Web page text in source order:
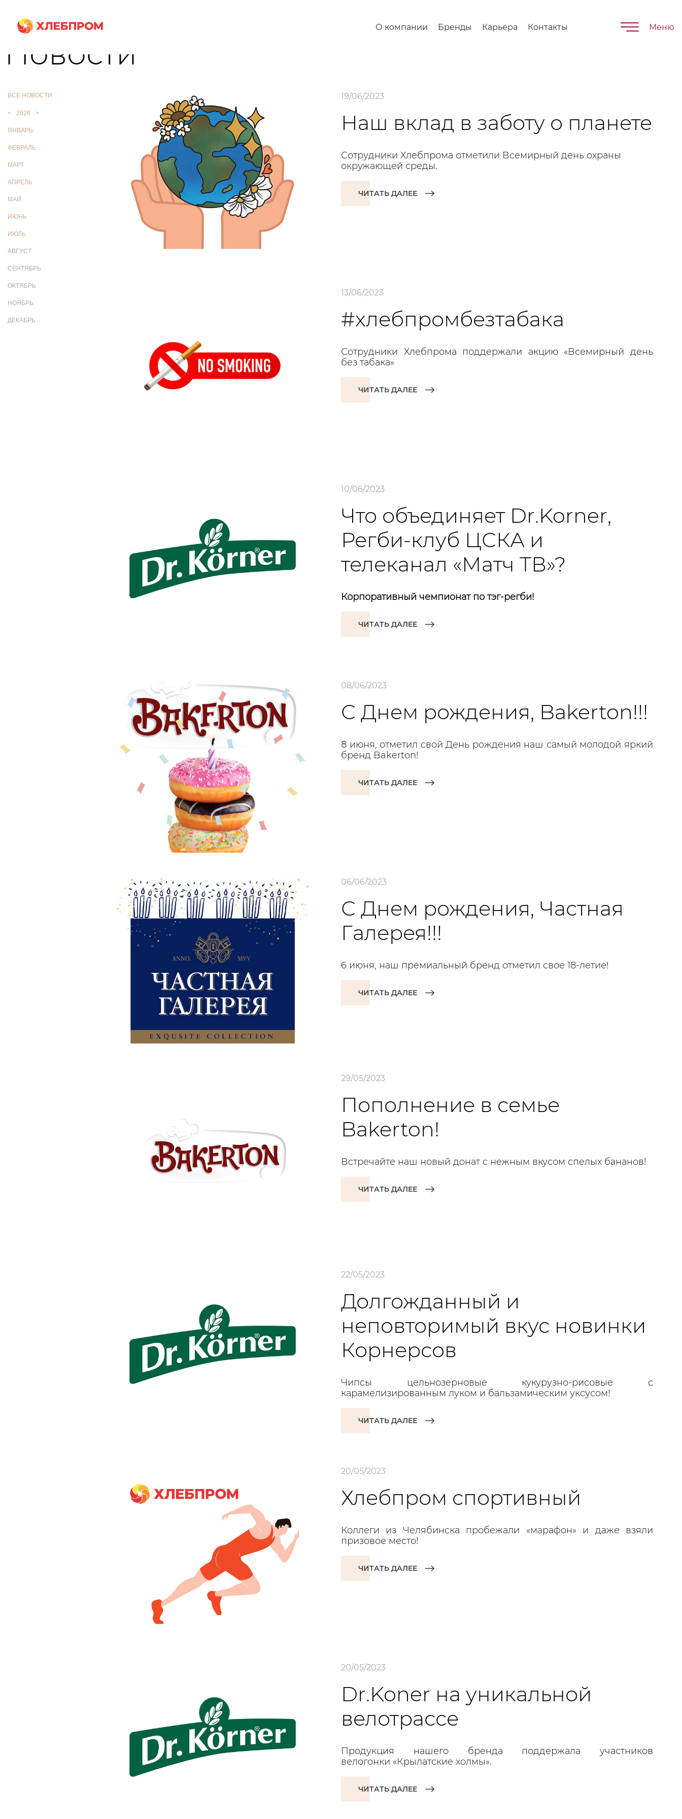
О компании Бренды Карьера Контакты Меню
Главная О компании Новости
Новости
ВСЕ НОВОСТИ
< 2026 >
ЯНВАРЬ
ФЕВРАЛЬ
МАРТ
АПРЕЛЬ
МАЙ
ИЮНЬ
ИЮЛЬ
АВГУСТ
СЕНТЯБРЬ
ОКТЯБРЬ
НОЯБРЬ
ДЕКАБРЬ
19/06/2023
Наш вклад в заботу о планете
Сотрудники Хлебпрома отметили Всемирный день охраны
окружающей среды.
ЧИТАТЬ ДАЛЕЕ
13/06/2023
#хлебпромбезтабака
Сотрудники Хлебпрома поддержали акцию «Всемирный день
без табака»
ЧИТАТЬ ДАЛЕЕ
10/06/2023
Что объединяет Dr.Korner,
Регби-клуб ЦСКА и
телеканал «Матч ТВ»?
Корпоративный чемпионат по тэг-регби!
ЧИТАТЬ ДАЛЕЕ
08/06/2023
С Днем рождения, Bakerton!!!
8 июня, отметил свой День рождения наш самый молодой яркий
бренд Bakerton!
ЧИТАТЬ ДАЛЕЕ
06/06/2023
С Днем рождения, Частная
Галерея!!!
6 июня, наш премиальный бренд отметил свое 18-летие!
ЧИТАТЬ ДАЛЕЕ
29/05/2023
Пополнение в семье
Bakerton!
Встречайте наш новый донат с нежным вкусом спелых бананов!
ЧИТАТЬ ДАЛЕЕ
22/05/2023
Долгожданный и
неповторимый вкус новинки
Корнерсов
Чипсы цельнозерновые кукурузно-рисовые с
карамелизированным луком и бальзамическим уксусом!
ЧИТАТЬ ДАЛЕЕ
20/05/2023
Хлебпром спортивный
Коллеги из Челябинска пробежали «марафон» и даже взяли
призовое место!
ЧИТАТЬ ДАЛЕЕ
20/05/2023
Dr.Koner на уникальной
велотрассе
Продукция нашего бренда поддержала участников
велогонки «Крылатские холмы».
ЧИТАТЬ ДАЛЕЕ